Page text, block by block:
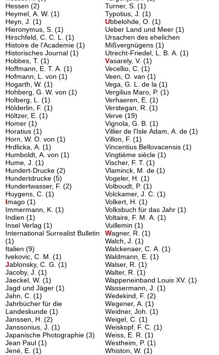
Hessen(2)
Heymel, A. W.(1)
Heyn, J.(1)
Hieronymus, S.(1)
Hirschfeld, C. C. L.(1)
Histoire de l'Academie(1)
Historisches Journal(1)
Hobbes, T.(1)
Hoffmann, E. T. A.(1)
Hofmann, L. von(1)
Hogarth, W.(1)
Hohberg, G. W. von(1)
Holberg, L.(1)
Hölderlin, F.(1)
Höltzer, E.(1)
Homer(1)
Horatius(1)
Horn, W. O. von(1)
Hrdlicka, A.(1)
Humboldt, A. von(1)
Hume, J.(1)
Hundert-Drucke(2)
Hundertdrucke(5)
Hundertwasser, F.(2)
Huygens, C.(1)
Imago(1)
Immermann, K.(1)
Indien(1)
Insel Verlag(1)
International Surrealist Bulletin
(1)
Italien(9)
Ivekovic, C. M.(1)
Jablonsky, C. G.(1)
Jacoby, J.(1)
Jaeckel, W.(1)
Jagd und Jäger(1)
Jahn, C.(1)
Jahrbücher für die
Landeskunde(1)
Janssen, H.(2)
Janssonius, J.(1)
Japanische Photographie(3)
Jean Paul(1)
Jené, E.(1)
Turner, S.(1)
Typotius, J.(1)
Ubbelohde, O.(1)
Ueber Land und Meer(1)
Ursachen des ehelichen
Mißvergnügens(1)
Utrecht-Friedel, L. B. A.(1)
Vasarely, V.(1)
Vecellio, C.(1)
Veen, O. van(1)
Vega, G. L. de la(1)
Vergilius Maro, P.(1)
Verhaeren, E.(1)
Verstegan, R.(1)
Verve(19)
Vignola, G. B.(1)
Villier de l'Isle Adam, A. de(1)
Villon, F.(1)
Vincentius Bellovacensis(1)
Vingtième siècle(1)
Vischer, F. T.(1)
Vlaminck, M. de(1)
Vogeler, H.(1)
Volboudt, P.(1)
Volckamer, J. C.(1)
Volkert, H.(1)
Volksbuch für das Jahr(1)
Voltaire, F. M. A.(1)
Vuillemin(1)
Wagner, R.(1)
Walch, J.(1)
Walckenaer, C. A.(1)
Waldmann, E.(1)
Walser, R.(1)
Walter, R.(1)
Wappeneinband Louis XV.(1)
Wassermann, J.(1)
Wedekind, F.(2)
Wegener, A.(1)
Weidner, Joh.(1)
Weigel, C.(1)
Weiskopf, F. C.(1)
Weiss, E. R.(1)
Westheim, P.(1)
Whiston, W.(1)